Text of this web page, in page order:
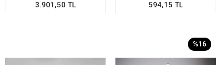
3.901,50 TL 594,15 TL
%16